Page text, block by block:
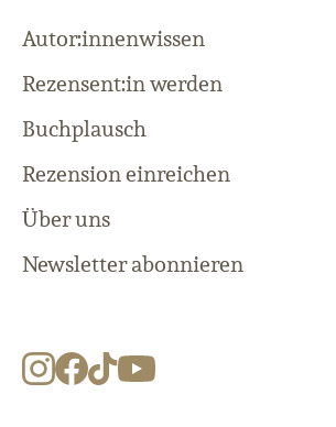
Autor:innenwissen
Rezensent:in werden
Buchplausch
Rezension einreichen
Über uns
Newsletter abonnieren